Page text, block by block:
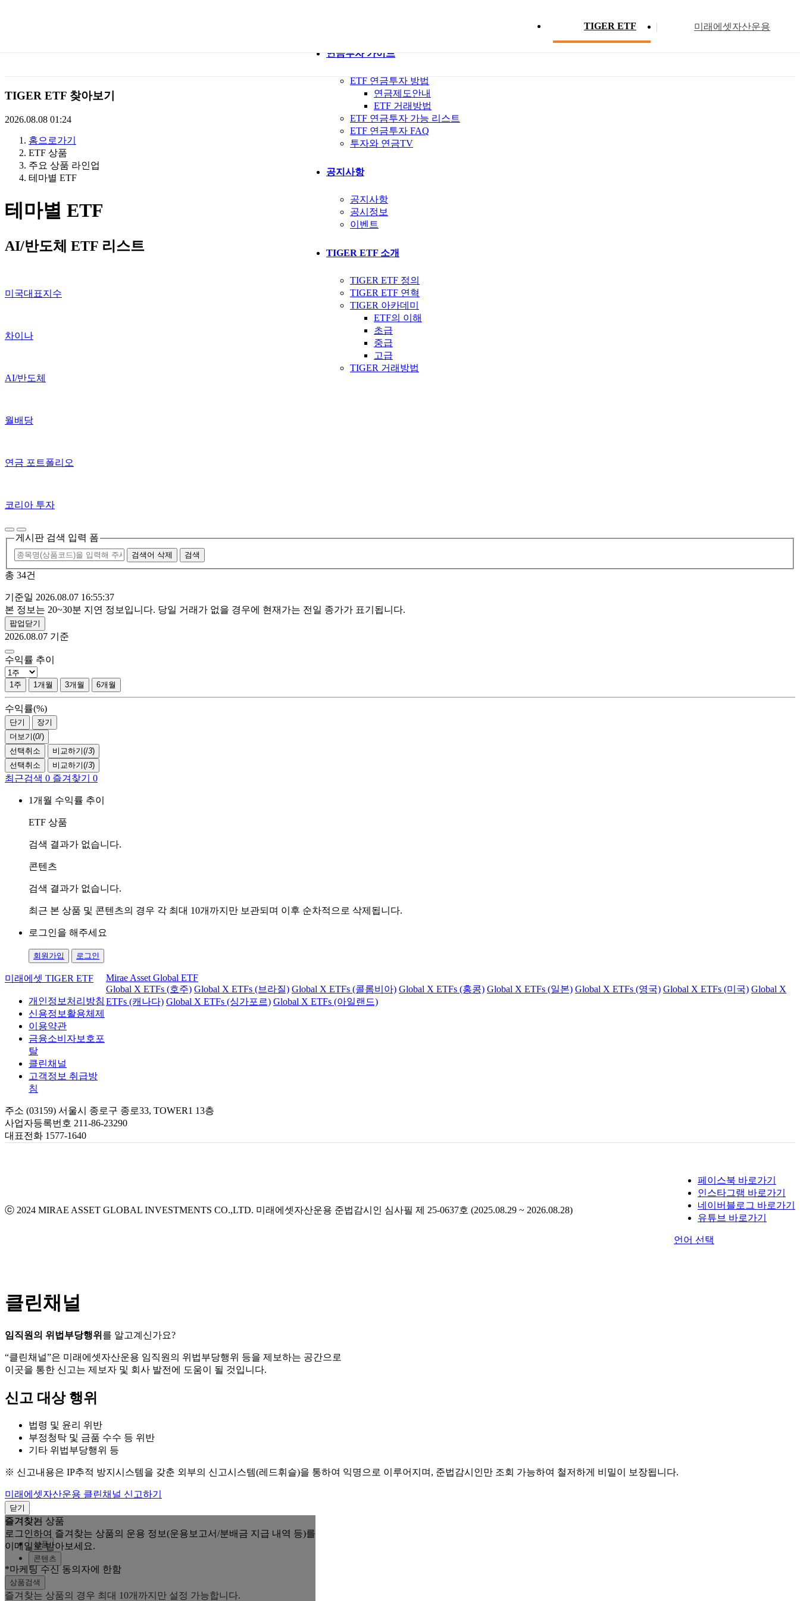
TIGER ETF 미래에셋자산운용
에
셋
TIGERETF
연금투자 가이드
ETF 연금투자 방법
연금제도안내
ETF 거래방법
ETF 연금투자 가능 리스트
ETF 연금투자 FAQ
투자와 연금TV
공지사항
공지사항
공시정보
이벤트
TIGER ETF 소개
TIGER ETF 정의
TIGER ETF 연혁
TIGER 아카데미
ETF의 이해
초급
중급
고급
TIGER 거래방법
ETF 분배금 현황
TIGER ETF 찾아보기
2026.08.08 01:24
홈으로가기
ETF 상품
주요 상품 라인업
테마별 ETF
테마별 ETF
AI/반도체 ETF 리스트
미국대표지수
차이나
AI/반도체
월배당
연금 포트폴리오
코리아 투자
게시판 검색 입력 폼
검색어 삭제 검색
총 34건
기준일 2026.08.07 16:55:37
본 정보는 20~30분 지연 정보입니다. 당일 거래가 없을 경우에 현재가는 전일 종가가 표기됩니다.
팝업닫기
2026.08.07 기준
수익률 추이
1주 1개월 3개월 6개월
수익률(%)
단기
장기
더보기(0/)
선택취소
비교하기(/3)
선택취소
비교하기(/3)
최근검색 0 즐겨찾기 0
1개월 수익률 추이
ETF 상품
검색 결과가 없습니다.
콘텐츠
검색 결과가 없습니다.
최근 본 상품 및 콘텐츠의 경우 각 최대 10개까지만 보관되며 이후 순차적으로 삭제됩니다.
로그인을 해주세요
회원가입 로그인
미래에셋 TIGER ETF
개인정보처리방침
신용정보활용체제
이용약관
금융소비자보호포
탈
클린채널
고객정보 취급방
침
Mirae Asset Global ETF
Global X ETFs (호주) Global X ETFs (브라질) Global X ETFs (콜롬비아) Global X ETFs (홍콩) Global X ETFs (일본) Global X ETFs (영국) Global X ETFs (미국) Global X
ETFs (캐나다) Global X ETFs (싱가포르) Global X ETFs (아일랜드)
주소 (03159) 서울시 종로구 종로33, TOWER1 13층
사업자등록번호 211-86-23290
대표전화 1577-1640
ⓒ 2024 MIRAE ASSET GLOBAL INVESTMENTS CO.,LTD. 미래에셋자산운용 준법감시인 심사필 제 25-0637호 (2025.08.29 ~ 2026.08.28)
페이스북 바로가기
인스타그램 바로가기
네이버블로그 바로가기
유튜브 바로가기
언어 선택
클린채널
임직원의 위법부당행위 를 알고계신가요?
“클린채널”은 미래에셋자산운용 임직원의 위법부당행위 등을 제보하는 공간으로
이곳을 통한 신고는 제보자 및 회사 발전에 도움이 될 것입니다.
신고 대상 행위
법령 및 윤리 위반
부정청탁 및 금품 수수 등 위반
기타 위법부당행위 등
※ 신고내용은 IP추적 방지시스템을 갖춘 외부의 신고시스템(레드휘슬)을 통하여 익명으로 이루어지며, 준법감시인만 조회 가능하여 철저하게 비밀이 보장됩니다.
미래에셋자산운용 클린채널 신고하기
닫기
즐겨찾는 상품
로그인하여 즐겨찾는 상품의 운용 정보(운용보고서/분배금 지급 내역 등)를
이메일로 받아보세요.
*마케팅 수신 동의자에 한함
즐겨찾기
상품
콘텐츠
상품검색
즐겨찾는 상품의 경우 최대 10개까지만 설정 가능합니다.